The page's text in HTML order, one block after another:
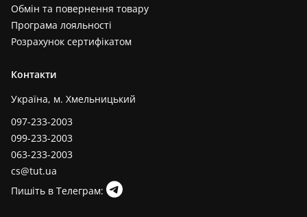
Обмін та повернення товару
Програма лояльності
Розрахунок сертифікатом
Контакти
Україна, м. Хмельницький
097-233-2003
099-233-2003
063-233-2003
cs@tut.ua
Пишіть в Телеграм: